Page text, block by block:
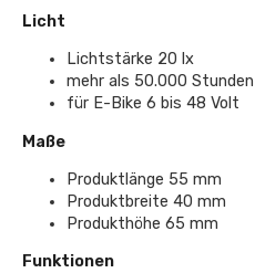
Licht
Lichtstärke 20 lx
mehr als 50.000
für E-Bike 6 bis 48 Volt
Maße
Produktlänge 55 mm
Produktbreite 40 mm
Produkthöhe 65 mm
Funktionen